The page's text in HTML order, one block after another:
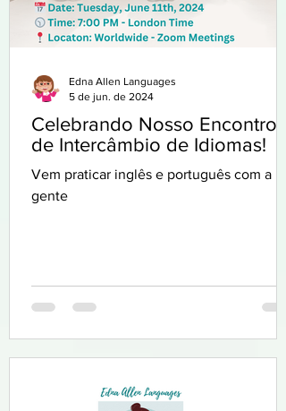
Celebrando Nosso Encontro
de Intercâmbio de Idiomas!
Vem praticar inglês e português com a
gente
Edna Allen Languages
5 de jun. de 2024